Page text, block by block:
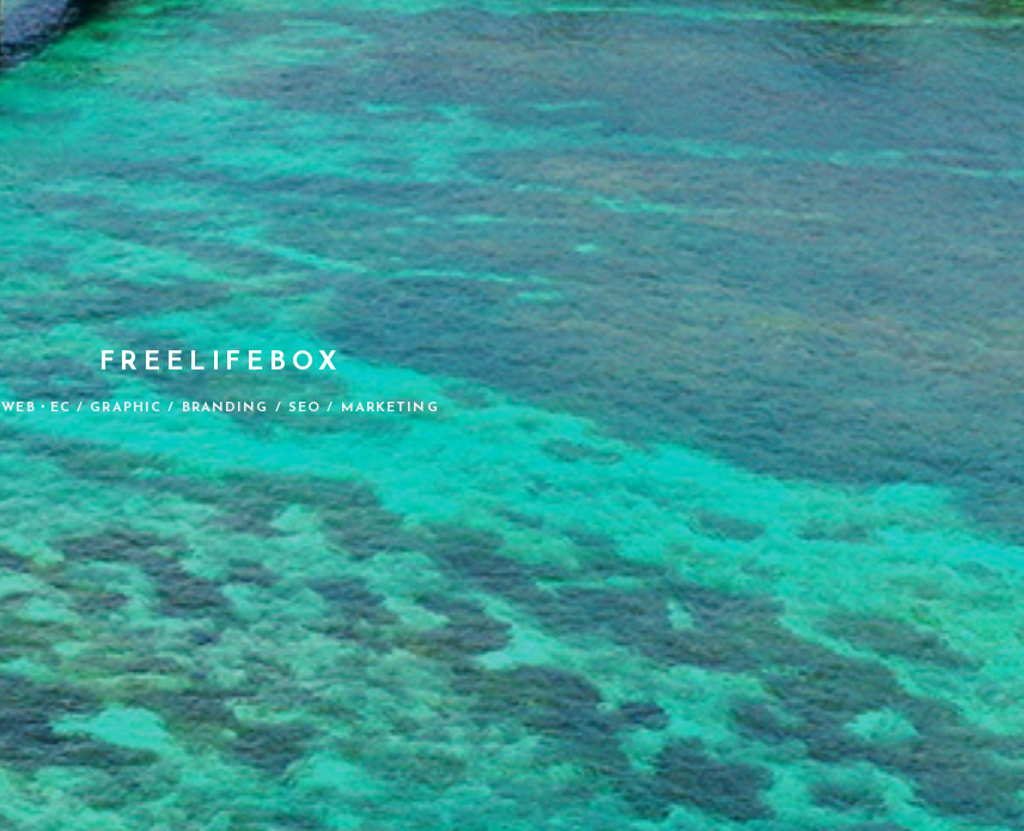
FREELIFEBOX
WEB・EC / GRAPHIC / BRANDING / SEO / MARKETING